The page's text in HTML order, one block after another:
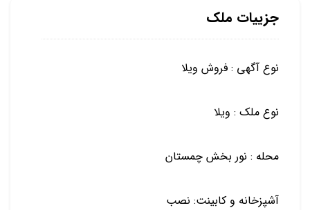
جزییات ملک
نوع آگهی : فروش ویلا
نوع ملک : ویلا
محله : نور بخش چمستان
آشپزخانه و کابینت: نصب